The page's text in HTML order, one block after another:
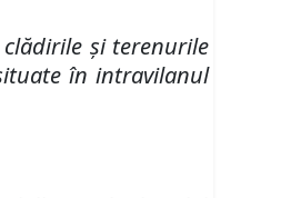
şi terenurile
în intravilanul